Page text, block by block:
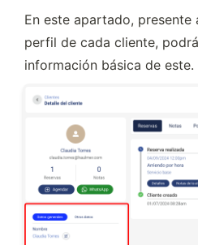
En este apartado,
perfil de cada cliente,
información básica de este.